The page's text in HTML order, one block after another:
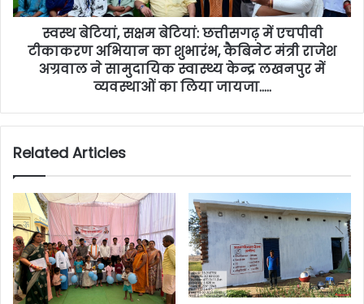
स्वस्थ बेटियां, सक्षम बेटियां: छत्तीसगढ़ में एचपीवी
टीकाकरण अभियान का शुभारंभ, कैबिनेट मंत्री राजेश
अग्रवाल ने सामुदायिक स्वास्थ्य केन्द्र लखनपुर में
व्यवस्थाओं का लिया जायजा…..
Related Articles